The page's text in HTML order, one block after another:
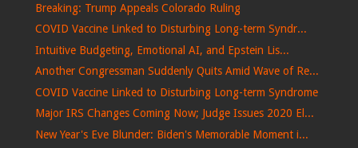
Breaking: Trump Appeals Colorado Ruling
COVID Vaccine Linked to Disturbing Long-term Syndr...
Intuitive Budgeting, Emotional AI, and Epstein Lis...
Another Congressman Suddenly Quits Amid Wave of Re...
COVID Vaccine Linked to Disturbing Long-term Syndrome
Major IRS Changes Coming Now; Judge Issues 2020 El...
New Year's Eve Blunder: Biden's Memorable Moment i...